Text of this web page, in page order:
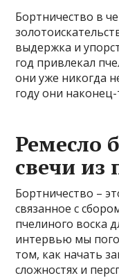
Бортничество в
выдержка и
год привлекал
они уже никогда
году они
Ремесло
свечи из
Бортничество –
связанное с
пчелиного воска
интервью мы
том, как начать
сложностях и